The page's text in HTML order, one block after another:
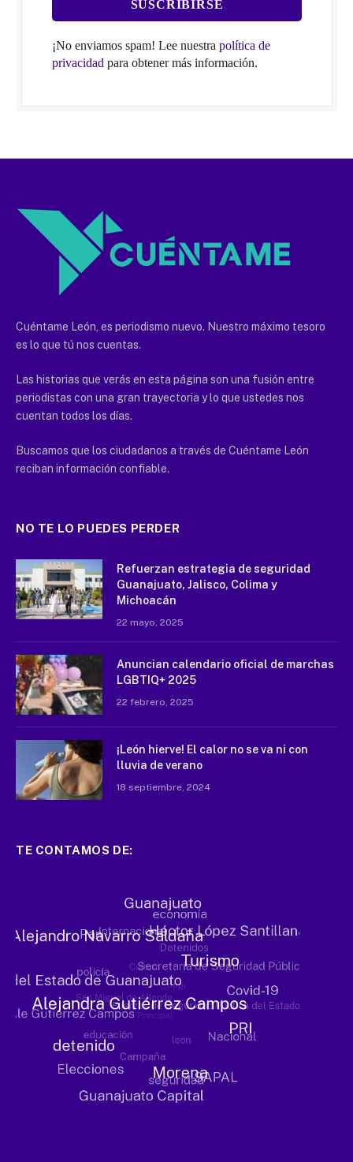
¡No enviamos spam! Lee nuestra política de
privacidad para obtener más información.
Cuéntame León, es periodismo nuevo. Nuestro máximo tesoro
es lo que tú nos cuentas.
Las historias que verás en esta página son una fusión entre
periodistas con una gran trayectoria y lo que ustedes nos
cuentan todos los días.
Buscamos que los ciudadanos a través de Cuéntame León
reciban información confiable.
NO TE LO PUEDES PERDER
Refuerzan estrategia de seguridad
Guanajuato, Jalisco, Colima y
Michoacán
22 mayo, 2025
Anuncian calendario oficial de marchas
LGBTIQ+ 2025
22 febrero, 2025
¡León hierve! El calor no se va ni con
lluvia de verano
18 septiembre, 2024
TE CONTAMOS DE: